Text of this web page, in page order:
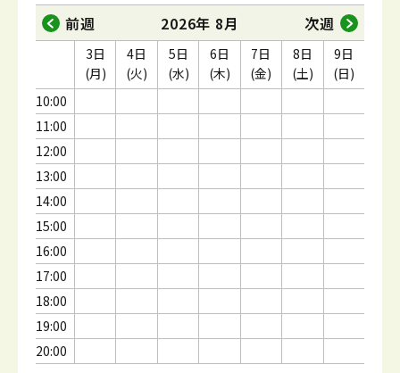
前週 2026年 8月 次週
10:00
11:00
12:00
13:00
14:00
15:00
16:00
17:00
18:00
19:00
20:00
3日
(月)
4日
(火)
5日
(水)
6日
(木)
7日
(金)
8日
(土)
9日
(日)